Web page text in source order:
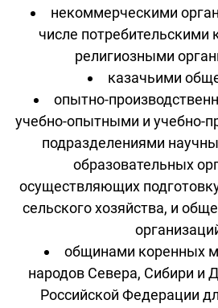
некоммерческими
числе потребительскими
религиозными
казачьими
опытно-
учебно-опытными и учебно-
подразделениями
образовательных
осуществляющих
сельского хозяйства, и
общинами коренных
народов Севера, Сибири и
Российской Федерации